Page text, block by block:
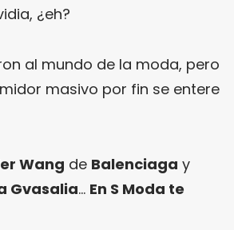
¿eh?
al mundo de la moda, pero
masivo por fin se entere
Wang de Balenciaga y
Gvasalia… En S Moda te